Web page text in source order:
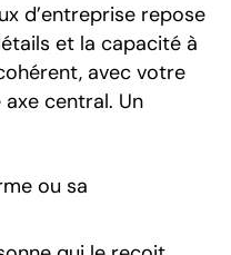
d’entreprise repose
et la capacité à
avec votre
central. Un
ou sa